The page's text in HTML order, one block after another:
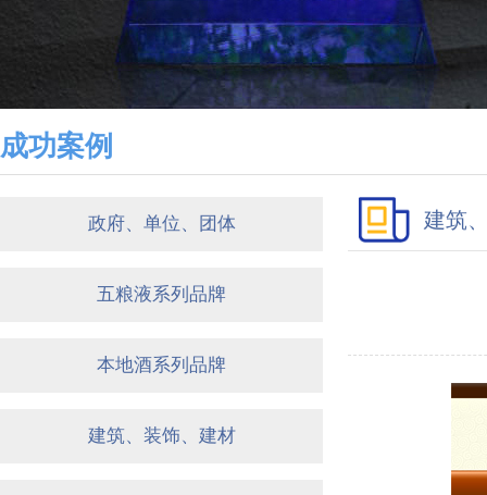
成功案例
政府、单位、团体
五粮液系列品牌
本地酒系列品牌
建筑、装饰、建材
建筑